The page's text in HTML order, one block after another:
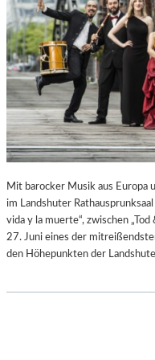
Mit barocker Musik aus Europa
im Landshuter
vida y la muerte“, zwischen
27. Juni eines der
den Höhepunkten der